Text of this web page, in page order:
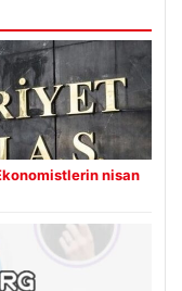
nisan